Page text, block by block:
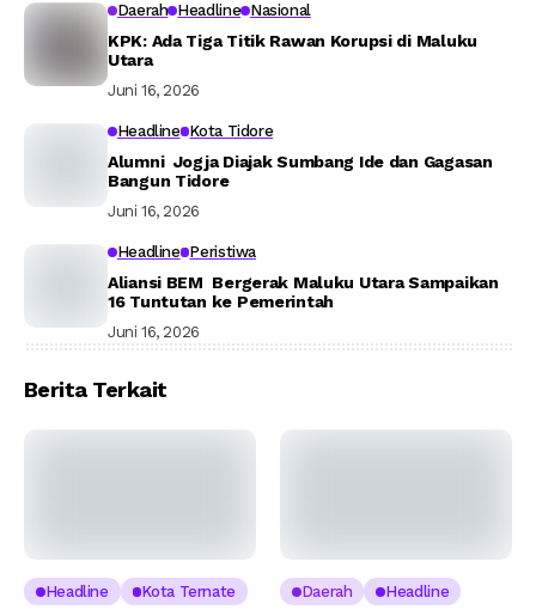
Daerah Headline Nasional
KPK: Ada Tiga Titik Rawan Korupsi di Maluku
Utara
Juni 16, 2026
Headline Kota Tidore
Alumni Jogja Diajak Sumbang Ide dan Gagasan
Bangun Tidore
Juni 16, 2026
Headline Peristiwa
Aliansi BEM Bergerak Maluku Utara Sampaikan
16 Tuntutan ke Pemerintah
Juni 16, 2026
Berita Terkait
Headline Kota Ternate Daerah Headline